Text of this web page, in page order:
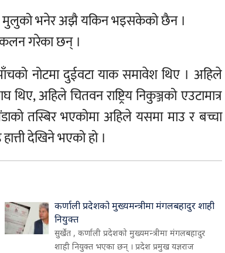
मुलुको भनेर अझै यकिन भइसकेको छैन ।
गरेका छन् ।
नोटमा दुईवटा याक समावेश थिए । अहिले
अहिले चितवन राष्ट्रिय निकुञ्जको एउटामात्र
तस्बिर भएकोमा अहिले यसमा माउ र बच्चा
देखिने भएको हो ।
कर्णाली प्रदेशको मुख्यमन्त्रीमा मंगलबहादुर शाही
नियुक्त
सुर्खेत , कर्णाली प्रदेशको मुख्यमन्त्रीमा मंगलबहादुर
शाही नियुक्त भएका छन् । प्रदेश प्रमुख यज्ञराज